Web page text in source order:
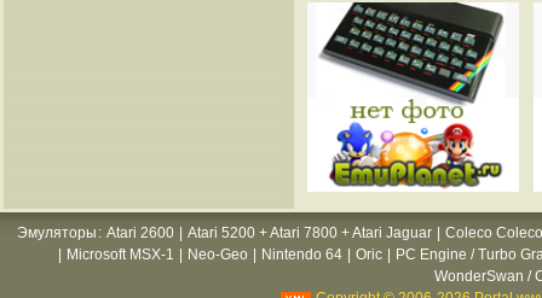
Эмуляторы : Atari 2600 Atari 5200 + Atari 7800 + Atari Jaguar
Coleco
Microsoft MSX-1 Neo-Geo Nintendo 64 Oric
PC Engine / Turbo
WonderSwan /